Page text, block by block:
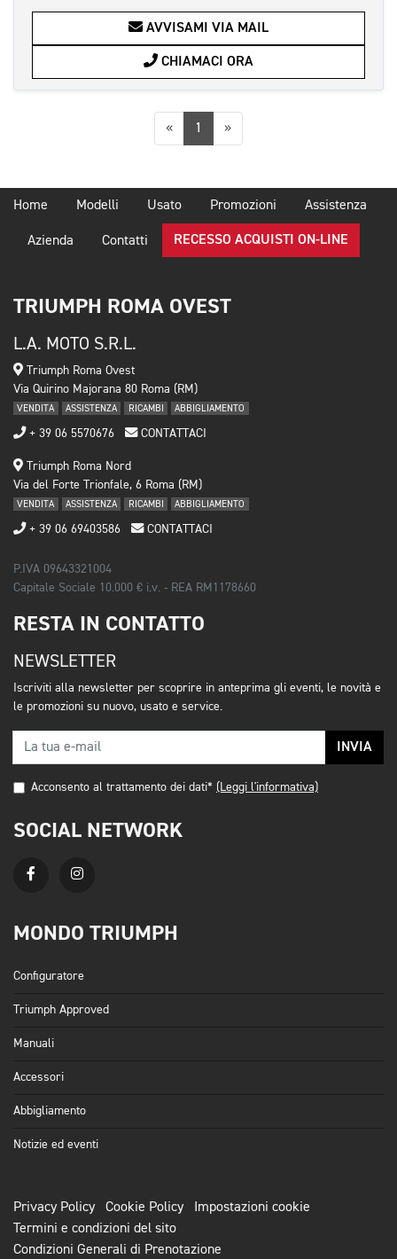
AVVISAMI VIA MAIL
CHIAMACI ORA
«Precedente
1 »Successiva
Home Modelli Usato Promozioni Assistenza
Azienda Contatti RECESSO ACQUISTI ON-LINE
TRIUMPH ROMA OVEST
L.A. MOTO S.R.L.
Triumph Roma Ovest
Via Quirino Majorana 80 Roma (RM)
VENDITA ASSISTENZA RICAMBI ABBIGLIAMENTO
+ 39 06 5570676 CONTATTACI
Triumph Roma Nord
Via del Forte Trionfale, 6 Roma (RM)
VENDITA ASSISTENZA RICAMBI ABBIGLIAMENTO
+ 39 06 69403586 CONTATTACI
P.IVA 09643321004
Capitale Sociale 10.000 € i.v. - REA RM1178660
RESTA IN CONTATTO
NEWSLETTER
Iscriviti alla newsletter per scoprire in anteprima gli eventi, le novità e
le promozioni su nuovo, usato e service.
INVIA
Acconsento al trattamento dei dati* (Leggi l'informativa)
SOCIAL NETWORK
MONDO TRIUMPH
Configuratore
Triumph Approved
Manuali
Accessori
Abbigliamento
Notizie ed eventi
Privacy Policy Cookie Policy
Impostazioni cookie
Termini e condizioni del sito
Condizioni Generali di Prenotazione